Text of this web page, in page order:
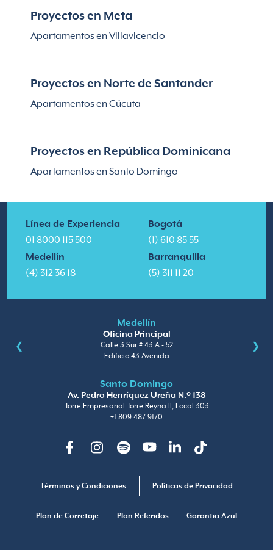
Proyectos en Meta
Apartamentos en Villavicencio
Proyectos en Norte de Santander
Apartamentos en Cúcuta
Proyectos en República Dominicana
Apartamentos en Santo Domingo
Línea de Experiencia
01 8000 115 500
Medellín
(4) 312 36 18
Bogotá
(1) 610 85 55
Barranquilla
(5) 311 11 20
Medellín
Oficina Principal
Calle 3 Sur # 43 A - 52
Edificio 43 Avenida
Santo Domingo
Av. Pedro Henríquez Ureña N.º 138
Torre Empresarial Torre Reyna II, Local 303
+1 809 487 9170
Términos y Condiciones Políticas de Privacidad
Plan de Corretaje Plan Referidos Garantia Azul
FacebookInstagramSpotify YoutubeLinkedinTikTok